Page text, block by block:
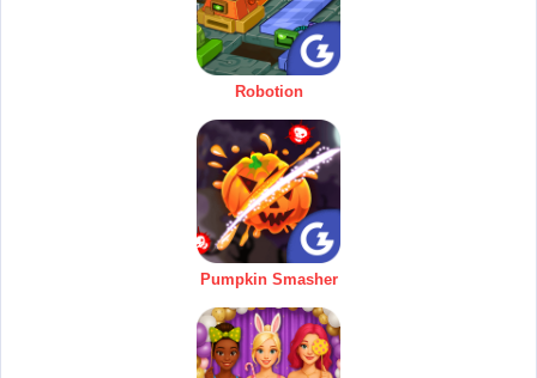
Robotion
Pumpkin Smasher